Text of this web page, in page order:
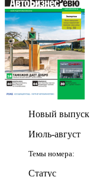
Новый выпуск
Июль-август
Темы номера:
Статус